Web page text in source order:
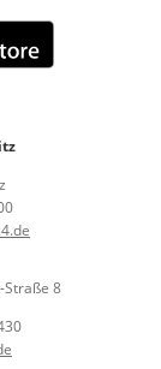
Straße 8